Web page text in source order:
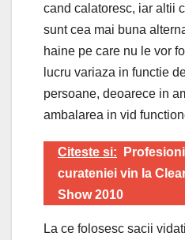
cand calatoresc, iar altii
sunt cea mai buna
haine pe care nu le vor
lucru variaza in functie
persoane, deoarece in
ambalarea in vid
Citeste si:
curateniei vin la
Show 2010
La ce folosesc sacii vidati